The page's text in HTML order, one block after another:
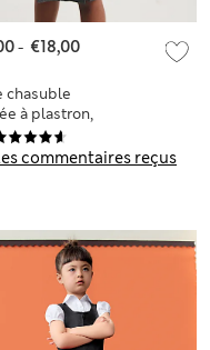
commentaires reçus
chasuble
à plastron,
pour l’école
12 ans)
- €18,00